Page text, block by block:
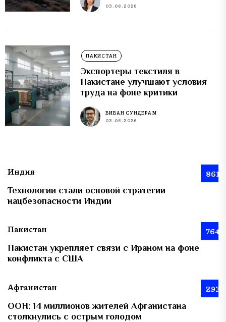
03.08.2026
ПАКИСТАН
Экспортеры текстиля в
Пакистане улучшают условия
труда на фоне критики
ВИВАН СУНДЕРАМ
03.08.2026
Индия 861
Технологии стали основой стратегии
нацбезопасности Индии
Пакистан 764
Пакистан укрепляет связи с Ираном на фоне
конфликта с США
Афганистан 293
ООН: 14 миллионов жителей Афганистана
столкнулись с острым голодом